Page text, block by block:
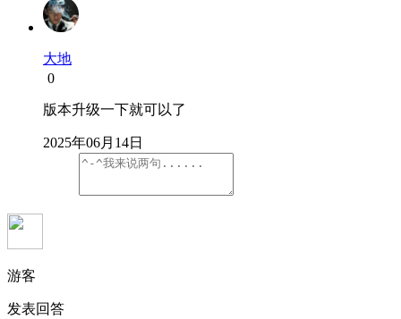
大地
0
版本升级一下就可以了
2025年06月14日
游客
发表回答